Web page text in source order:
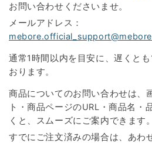
お問い合わせくださいませ。
メールアドレス：
通常1時間以内を目安に、遅くと
おります。
商品についてのお問い合わせは、
ト・商品ページのURL・商品名・
くと、スムーズにご案内できます。
すでにご注文済みの場合は、あわ